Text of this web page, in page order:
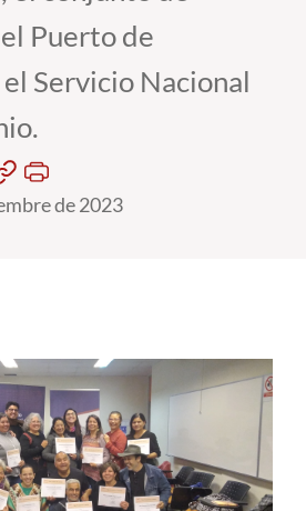
Puerto de
Servicio Nacional
de 2023